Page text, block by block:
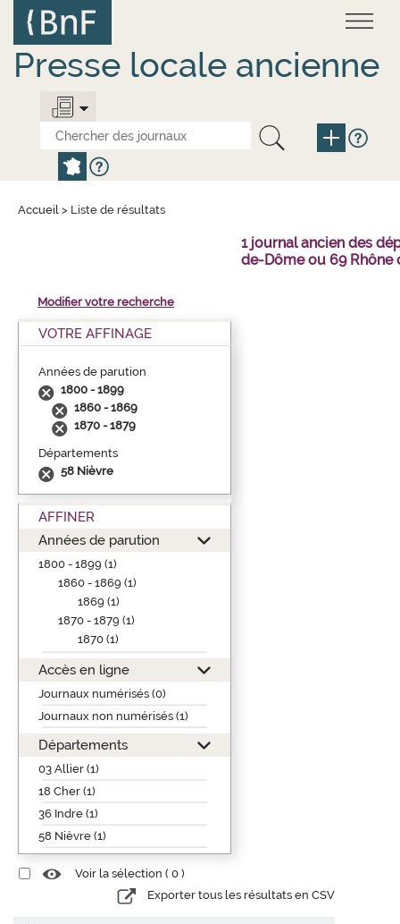
contenu
principal
Presse locale ancienne
Accueil > Liste de résultats
1 journal ancien des
de-Dôme ou 69 Rhône
Modifier votre recherche
VOTRE AFFINAGE
Années de parution
1800 - 1899
1860 - 1869
1870 - 1879
Départements
58 Nièvre
AFFINER
Années de parution
1800 - 1899 (1)
1860 - 1869 (1)
1869 (1)
1870 - 1879 (1)
1870 (1)
Accès en ligne
Journaux numérisés (0)
Journaux non numérisés (1)
Départements
03 Allier (1)
18 Cher (1)
36 Indre (1)
58 Nièvre (1)
Voir la sélection ( 0 )
Exporter tous les résultats en CSV
Panneau de gestion des cookies